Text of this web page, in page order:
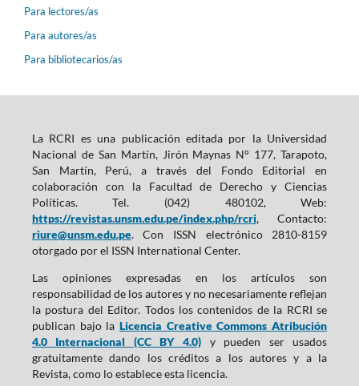
Para lectores/as
Para autores/as
Para bibliotecarios/as
La RCRI es una publicación editada por la Universidad
Nacional de San Martín, Jirón Maynas N° 177, Tarapoto,
San Martín, Perú, a través del Fondo Editorial en
colaboración con la Facultad de Derecho y Ciencias
Políticas. Tel. (042) 480102, Web:
https://revistas.unsm.edu.pe/index.php/rcri, Contacto:
riure@unsm.edu.pe. Con ISSN electrónico 2810-8159
otorgado por el ISSN International Center.
Las opiniones expresadas en los artículos son
responsabilidad de los autores y no necesariamente reflejan
la postura del Editor. Todos los contenidos de la RCRI se
publican bajo la Licencia Creative Commons Atribución
4.0 Internacional (CC BY 4.0) y pueden ser usados
gratuitamente dando los créditos a los autores y a la
Revista, como lo establece esta licencia.